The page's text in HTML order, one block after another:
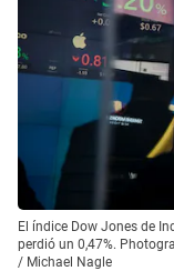
El índice Dow Jones de
perdió un 0,47%.
/ Michael Nagle